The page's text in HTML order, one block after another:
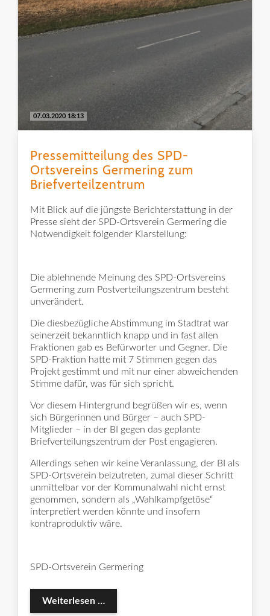
07.03.2020 18:13
Pressemitteilung des SPD-
Ortsvereins Germering zum
Briefverteilzentrum
Mit Blick auf die jüngste Berichterstattung in der
Presse sieht der SPD-Ortsverein Germering die
Notwendigkeit folgender Klarstellung:
Die ablehnende Meinung des SPD-Ortsvereins
Germering zum Postverteilungszentrum besteht
unverändert.
Die diesbezügliche Abstimmung im Stadtrat war
seinerzeit bekanntlich knapp und in fast allen
Fraktionen gab es Befürworter und Gegner. Die
SPD-Fraktion hatte mit 7 Stimmen gegen das
Projekt gestimmt und mit nur einer abweichenden
Stimme dafür, was für sich spricht.
Vor diesem Hintergrund begrüßen wir es, wenn
sich Bürgerinnen und Bürger – auch SPD-
Mitglieder – in der BI gegen das geplante
Briefverteilungszentrum der Post engagieren.
Allerdings sehen wir keine Veranlassung, der BI als
SPD-Ortsverein beizutreten, zumal dieser Schritt
unmittelbar vor der Kommunalwahl nicht ernst
genommen, sondern als „Wahlkampfgetöse“
interpretiert werden könnte und insofern
kontraproduktiv wäre.
SPD-Ortsverein Germering
Weiterlesen …